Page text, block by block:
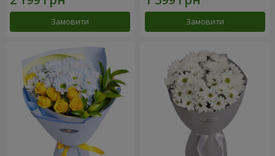
Замовити Замовити